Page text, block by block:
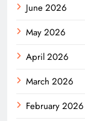
June 2026
May 2026
April 2026
March 2026
February 2026